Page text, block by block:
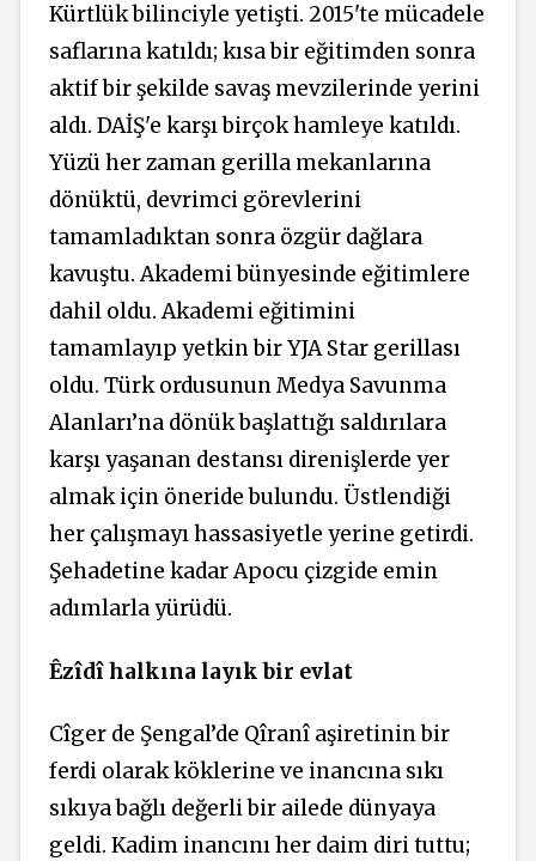
Kürtlük bilinciyle yetişti. 2015'te mücadele
saflarına katıldı; kısa bir eğitimden sonra
aktif bir şekilde savaş mevzilerinde yerini
aldı. DAİŞ'e karşı birçok hamleye katıldı.
Yüzü her zaman gerilla mekanlarına
dönüktü, devrimci görevlerini
tamamladıktan sonra özgür dağlara
kavuştu. Akademi bünyesinde eğitimlere
dahil oldu. Akademi eğitimini
tamamlayıp yetkin bir YJA Star gerillası
oldu. Türk ordusunun Medya Savunma
Alanları’na dönük başlattığı saldırılara
karşı yaşanan destansı direnişlerde yer
almak için öneride bulundu. Üstlendiği
her çalışmayı hassasiyetle yerine getirdi.
Şehadetine kadar Apocu çizgide emin
adımlarla yürüdü.
Êzîdî halkına layık bir evlat
Cîger de Şengal’de Qîranî aşiretinin bir
ferdi olarak köklerine ve inancına sıkı
sıkıya bağlı değerli bir ailede dünyaya
geldi. Kadim inancını her daim diri tuttu;